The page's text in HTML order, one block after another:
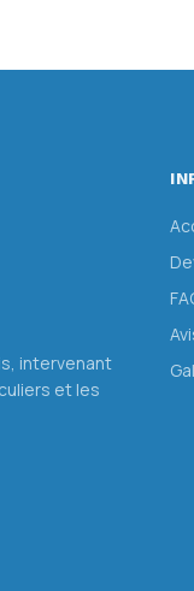
intervenant
et les